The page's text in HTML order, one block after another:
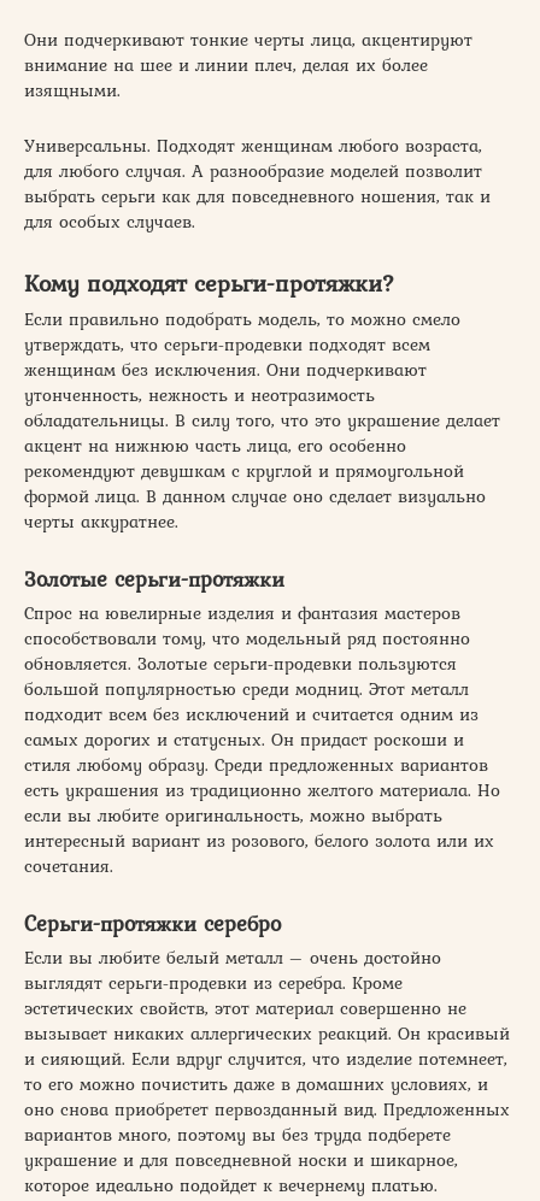
Они подчеркивают тонкие черты лица, акцентируют
внимание на шее и линии плеч, делая их более
изящными.
Универсальны. Подходят женщинам любого возраста,
для любого случая. А разнообразие моделей позволит
выбрать серьги как для повседневного ношения, так и
для особых случаев.
Кому подходят серьги-протяжки?
Если правильно подобрать модель, то можно смело
утверждать, что серьги-продевки подходят всем
женщинам без исключения. Они подчеркивают
утонченность, нежность и неотразимость
обладательницы. В силу того, что это украшение делает
акцент на нижнюю часть лица, его особенно
рекомендуют девушкам с круглой и прямоугольной
формой лица. В данном случае оно сделает визуально
черты аккуратнее.
Золотые серьги-протяжки
Спрос на ювелирные изделия и фантазия мастеров
способствовали тому, что модельный ряд постоянно
обновляется. Золотые серьги-продевки пользуются
большой популярностью среди модниц. Этот металл
подходит всем без исключений и считается одним из
самых дорогих и статусных. Он придаст роскоши и
стиля любому образу. Среди предложенных вариантов
есть украшения из традиционно желтого материала. Но
если вы любите оригинальность, можно выбрать
интересный вариант из розового, белого золота или их
сочетания.
Серьги-протяжки серебро
Если вы любите белый металл – очень достойно
выглядят серьги-продевки из серебра. Кроме
эстетических свойств, этот материал совершенно не
вызывает никаких аллергических реакций. Он красивый
и сияющий. Если вдруг случится, что изделие потемнеет,
то его можно почистить даже в домашних условиях, и
оно снова приобретет первозданный вид. Предложенных
вариантов много, поэтому вы без труда подберете
украшение и для повседневной носки и шикарное,
которое идеально подойдет к вечернему платью.